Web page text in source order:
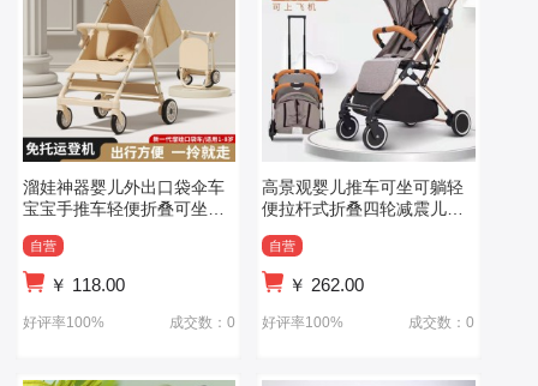
溜娃神器婴儿外出口袋伞车
宝宝手推车轻便折叠可坐可
自营
￥ 118.00
好评率100% 成交数：0
高景观婴儿推车可坐可躺轻
便拉杆式折叠四轮减震儿童
自营
￥ 262.00
好评率100% 成交数：0